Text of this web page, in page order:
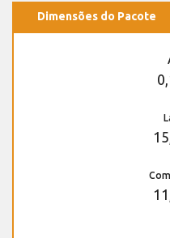
Dimensões do Pacote